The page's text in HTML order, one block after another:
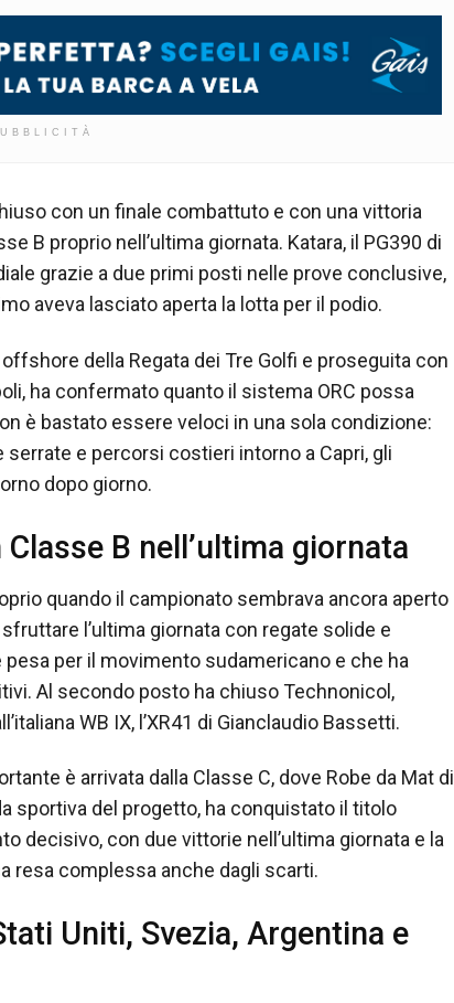
con un finale combattuto e con una vittoria
B proprio nell’ultima giornata. Katara, il PG390 di
grazie a due primi posti nelle prove conclusive,
aveva lasciato aperta la lotta per il podio.
della Regata dei Tre Golfi e proseguita con
ha confermato quanto il sistema ORC possa
è bastato essere veloci in una sola condizione:
e percorsi costieri intorno a Capri, gli
dopo giorno.
B nell’ultima giornata
quando il campionato sembrava ancora aperto
l’ultima giornata con regate solide e
per il movimento sudamericano e che ha
Al secondo posto ha chiuso Technonicol,
WB IX, l’XR41 di Gianclaudio Bassetti.
è arrivata dalla Classe C, dove Robe da Mat di
sportiva del progetto, ha conquistato il titolo
decisivo, con due vittorie nell’ultima giornata e la
resa complessa anche dagli scarti.
Uniti, Svezia, Argentina e